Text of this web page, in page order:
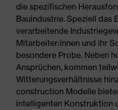
die spezifischen
Bauindustrie. Speziell das
verarbeitende
Mitarbeiter:innen und ihr
besondere Probe. Neben
Ansprüchen, kommen
Witterungsverhältnisse
construction Modelle
intelligenten Konstruktion